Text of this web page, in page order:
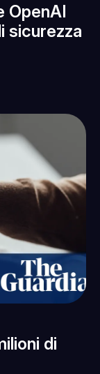
OpenAI
sicurezza
di